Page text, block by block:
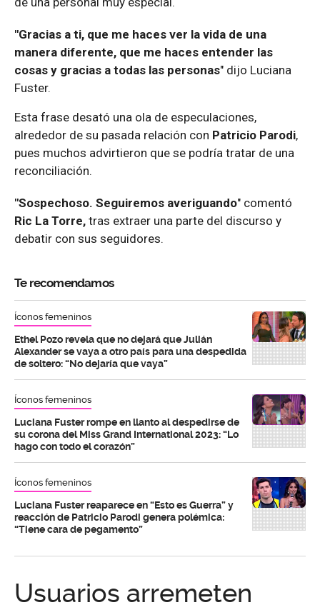
"Gracias a ti, que me haces ver la vida de una
manera diferente, que me haces entender las
cosas y gracias a todas las personas" dijo Luciana
Fuster.
Esta frase desató una ola de especulaciones,
alrededor de su pasada relación con Patricio Parodi,
pues muchos advirtieron que se podría tratar de una
reconciliación.
"Sospechoso. Seguiremos averiguando" comentó
Ric La Torre, tras extraer una parte del discurso y
debatir con sus seguidores.
Te recomendamos
Íconos femeninos
Ethel Pozo revela que no dejará que Julián
Alexander se vaya a otro país para una despedida
de soltero: “No dejaría que vaya”
Íconos femeninos
Luciana Fuster rompe en llanto al despedirse de
su corona del Miss Grand International 2023: “Lo
hago con todo el corazón”
Íconos femeninos
Luciana Fuster reaparece en “Esto es Guerra” y
reacción de Patricio Parodi genera polémica:
“Tiene cara de pegamento”
Usuarios arremeten